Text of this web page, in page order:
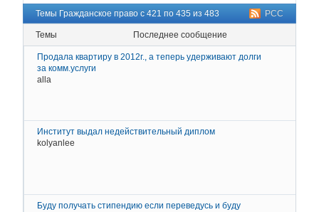
РСС
Темы Гражданское право с 421 по 435 из 483
Темы последнее сообщение
Продала квартиру в 2012г., а теперь удерживают долги
за комм.услуги
alla
Институт выдал недействительный диплом
kolyanlee
Буду получать стипендию если переведусь и буду